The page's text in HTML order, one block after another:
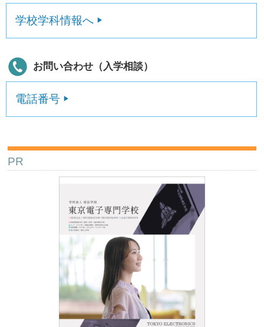
学校学科情報へ
お問い合わせ（入学相談）
電話番号
PR